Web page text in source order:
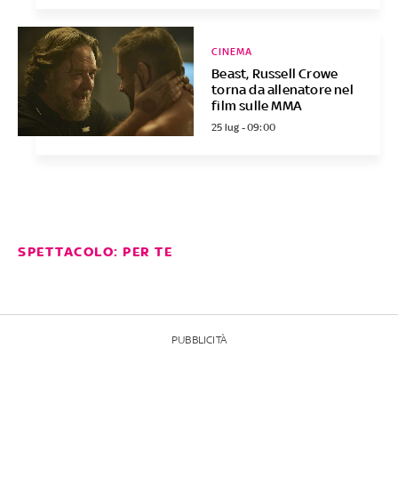
Beast, Russell Crowe
torna da allenatore nel
film sulle MMA
CINEMA
25 lug - 09:00
SPETTACOLO: PER TE
PUBBLICITÀ